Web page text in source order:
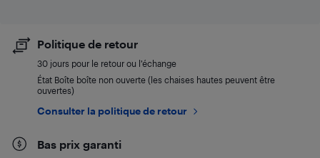
Politique de retour
30 jours pour le retour ou l’échange
État Boîte boîte non ouverte (les chaises hautes peuvent être
ouvertes)
Consulter la politique de retour
Bas prix garanti